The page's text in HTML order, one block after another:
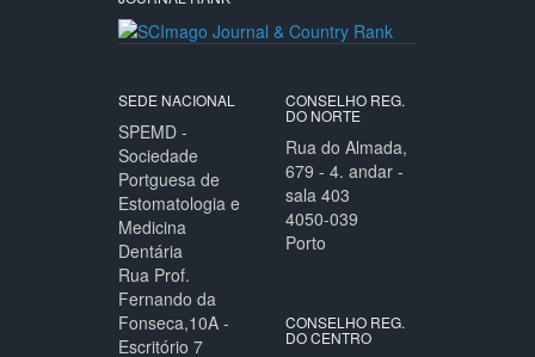
SEDE NACIONAL
SPEMD -
Sociedade
Portguesa de
Estomatologia e
Medicina
Dentária
Rua Prof.
Fernando da
Fonseca,10A -
Escritório 7
CONSELHO REG.
DO NORTE
Rua do Almada,
679 - 4. andar -
sala 403
4050-039
Porto
CONSELHO REG.
DO CENTRO